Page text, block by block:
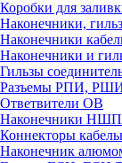
Коробки для
Наконечники,
Наконечники
Наконечники и
Гильзы
Разъемы РПИ,
Ответвители ОВ
Наконечники НШП
Коннекторы
Наконечник